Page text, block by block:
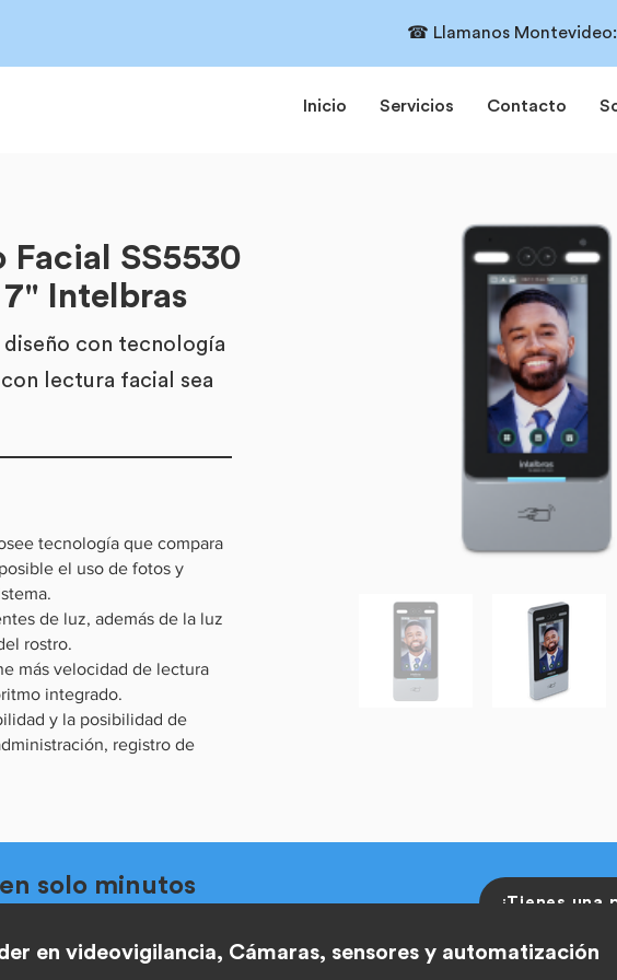
☎ Llamanos Montevideo:
Inicio Servicios Contacto
SS5530
7" Intelbras
diseño con tecnología
lectura facial sea
tecnología que compara
el uso de fotos y
de luz, además de la luz
rostro.
más velocidad de lectura
integrado.
y la posibilidad de
registro de
solo minutos
¿Tienes una
en videovigilancia, Cámaras, sensores y automatización